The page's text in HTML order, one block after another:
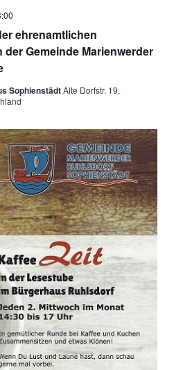
ehrenamtlichen
Gemeinde Marienwerder
SophienstädtAlte Dorfstr. 19,